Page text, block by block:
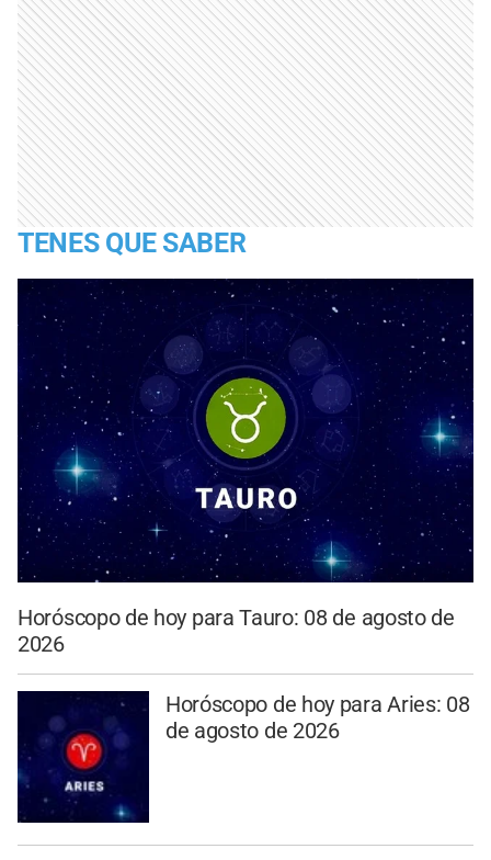
TENES QUE SABER
Horóscopo de hoy para Tauro: 08 de agosto de
2026
Horóscopo de hoy para Aries: 08
de agosto de 2026